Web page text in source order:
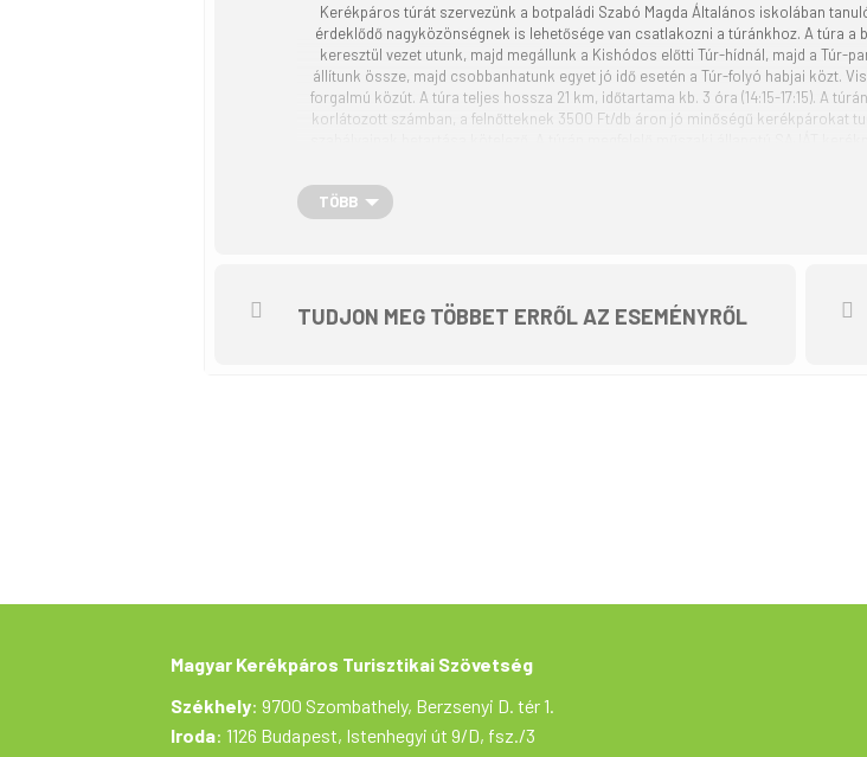
Kerékpáros túrát szervezünk a botpaládi Szabó Magda Általános iskolában
érdeklődő nagyközönségnek is lehetősége van csatlakozni a túránkhoz. A túra
keresztül vezet utunk, majd megállunk a Kishódos előtti Túr-hídnál, majd a
állítunk össze, majd csobbanhatunk egyet jó idő esetén a Túr-folyó habjai közt.
forgalmú közút. A túra teljes hossza 21 km, időtartama kb. 3 óra (14:15-17:15). A
korlátozott számban, a felnőtteknek 3500 Ft/db áron jó minőségű kerékpárokat
adatokat a törvényeknek megfelelően kezeljük (GDPR). A túrán mindenki saját
kártérítési igénnyel nem léphet fel. A program változtatási jogát fenntartjuk! „
Kerékpáros Turisztikai Szövetség szervezésében az Aktív Magyarország
TÖBB
TUDJON MEG TÖBBET ERRŐL AZ ESEMÉNYRŐL
Magyar Kerékpáros Turisztikai Szövetség
Székhely: 9700 Szombathely, Berzsenyi D. tér 1.
Iroda: 1126 Budapest, Istenhegyi út 9/D, fsz./3